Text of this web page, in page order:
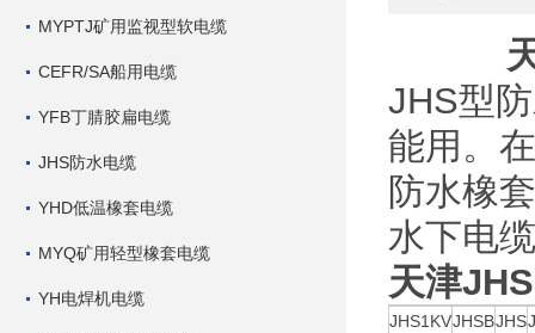
MYPTJ矿用监视型软电缆
CEFR/SA船用电缆
YFB丁腈胶扁电缆
JHS防水电缆
YHD低温橡套电缆
MYQ矿用轻型橡套电缆
YH电焊机电缆
JHS型
能用。
防水橡
水下电
天津
JHS1KVJHSBJHS